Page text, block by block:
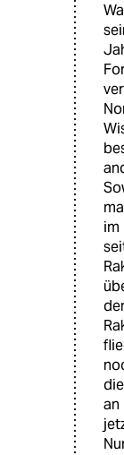
im
an